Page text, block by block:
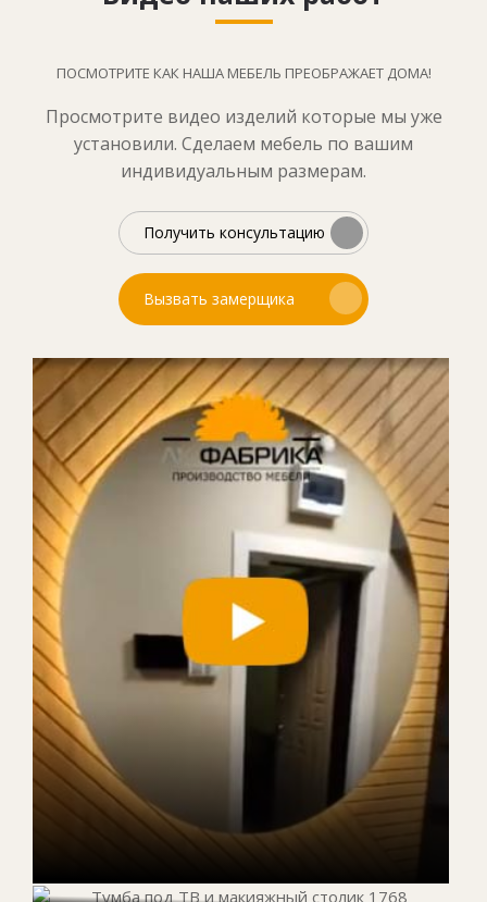
ПОСМОТРИТЕ КАК НАША МЕБЕЛЬ ПРЕОБРАЖАЕТ ДОМА!
Просмотрите видео изделий которые мы уже
установили. Сделаем мебель по вашим
индивидуальным размерам.
Получить консультацию
Вызвать замерщика